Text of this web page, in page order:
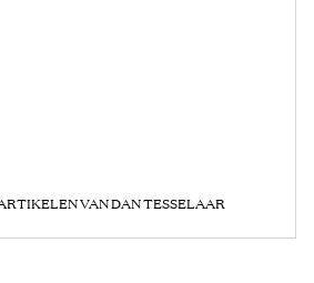
VAN DAN TESSELAAR